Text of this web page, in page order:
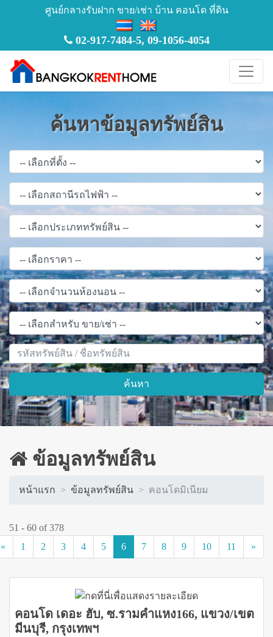
ศูนย์กลางรับฝาก ขาย/เช่า บ้าน คอนโด ที่ดิน
02-917-7484-5, 09-1056-4054
ค้นหาข้อมูลทรัพย์สิน
ค้นหา
ข้อมูลทรัพย์สิน
หน้าแรก ข้อมูลทรัพย์สิน คอนโดมิเนียม
51 - 60 of 378
«
1 2 3 4 5 6(current)
7 8 9 10 11 »
คอนโด เดอะ ฮับ, ซ.รามคำแหง166, แขวง/เขต
มีนบุรี, กรุงเทพฯ